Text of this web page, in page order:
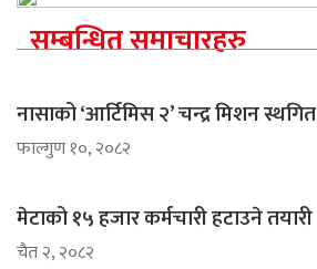
सम्बन्धित समाचारहरु
नासाको ‘आर्टिमिस २’ चन्द्र मिशन स्थगित
फाल्गुण १०, २०८२
मेटाको १५ हजार कर्मचारी हटाउने तयारी
चैत २, २०८२